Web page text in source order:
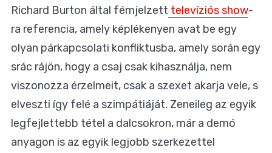
Richard Burton által fémjelzett televíziós show-
ra referencia, amely képlékenyen avat be egy
olyan párkapcsolati konfliktusba, amely során egy
srác rájön, hogy a csaj csak kihasználja, nem
viszonozza érzelmeit, csak a szexet akarja vele, s
elveszti így felé a szimpátiáját. Zeneileg az egyik
legfejlettebb tétel a dalcsokron, már a demó
anyagon is az egyik legjobb szerkezettel